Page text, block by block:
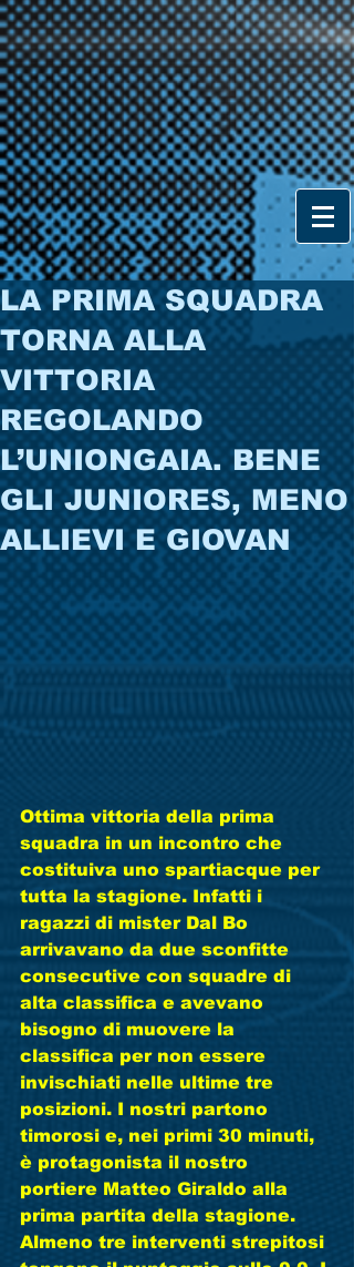
LA PRIMA SQUADRA
TORNA ALLA
VITTORIA
REGOLANDO
L’UNIONGAIA. BENE
GLI JUNIORES, MENO
ALLIEVI E GIOVAN
Ottima vittoria della prima
squadra in un incontro che
costituiva uno spartiacque per
tutta la stagione. Infatti i
ragazzi di mister Dal Bo
arrivavano da due sconfitte
consecutive con squadre di
alta classifica e avevano
bisogno di muovere la
classifica per non essere
invischiati nelle ultime tre
posizioni. I nostri partono
timorosi e, nei primi 30 minuti,
è protagonista il nostro
portiere Matteo Giraldo alla
prima partita della stagione.
Almeno tre interventi strepitosi